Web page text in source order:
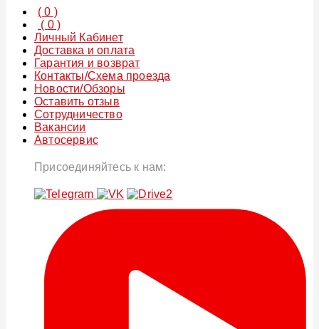
(0 )
( 0)
Личный Кабинет
Доставка и оплата
Гарантия и возврат
Контакты/Схема проезда
Новости/Обзоры
Оставить отзыв
Сотрудничество
Вакансии
Автосервис
Присоединяйтесь к нам: